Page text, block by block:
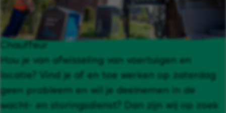
Chauffeur
Hou je van afwisseling van voertuigen en
locatie? Vind je af en toe werken op zaterdag
geen probleem en wil je deelnemen in de
wacht- en storingsdienst? Dan zijn wij op zoek